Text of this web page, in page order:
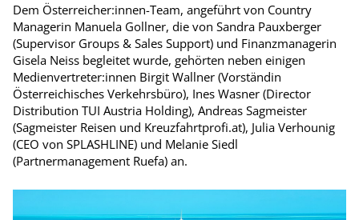
Dem Österreicher:innen-Team, angeführt von Country
Managerin Manuela Gollner, die von Sandra Pauxberger
(Supervisor Groups & Sales Support) und Finanzmanagerin
Gisela Neiss begleitet wurde, gehörten neben einigen
Medienvertreter:innen Birgit Wallner (Vorständin
Österreichisches Verkehrsbüro), Ines Wasner (Director
Distribution TUI Austria Holding), Andreas Sagmeister
(Sagmeister Reisen und Kreuzfahrtprofi.at), Julia Verhounig
(CEO von SPLASHLINE) und Melanie Siedl
(Partnermanagement Ruefa) an.